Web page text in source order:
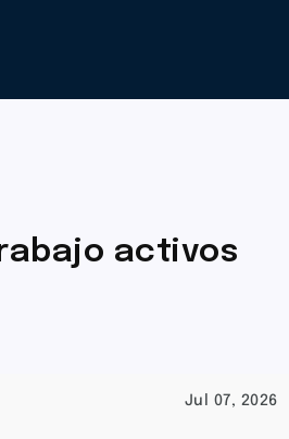
activos
Jul 07, 2026